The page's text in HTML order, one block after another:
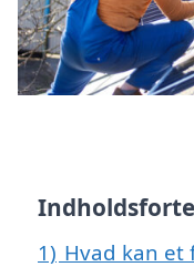
1) Hvad kan et